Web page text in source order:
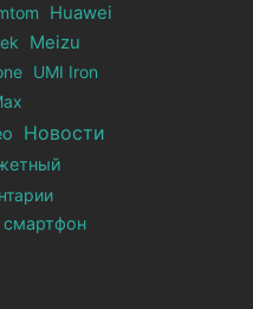
Huawei
Meizu
UMI Iron
Новости
смартфон